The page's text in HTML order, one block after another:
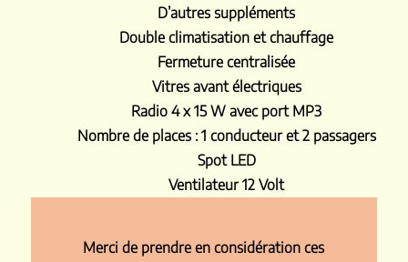
D’autres suppléments
Double climatisation et chauffage
Fermeture centralisée
Vitres avant électriques
Radio 4 x 15 W avec port MP3
Nombre de places : 1 conducteur et 2 passagers
Spot LED
Ventilateur 12 Volt
Merci de prendre en considération ces